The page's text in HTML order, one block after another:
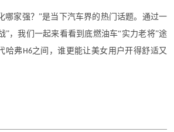
哪家强？”是当下汽车界的热门话题。通过一
”，我们一起来看看到底燃油车“实力老将”途
哈弗 H6之间，谁更能让美女用户开得舒适又